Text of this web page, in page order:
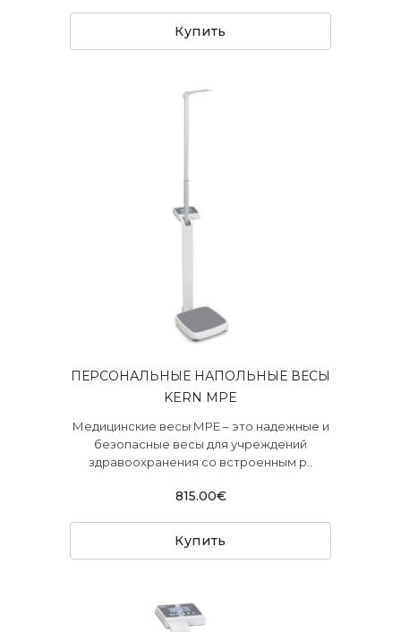
Купить
ПЕРСОНАЛЬНЫЕ НАПОЛЬНЫЕ ВЕСЫ
KERN MPE
Медицинские весы МРЕ – это надежные и
безопасные весы для учреждений
здравоохранения со встроенным р..
815.00€
Купить